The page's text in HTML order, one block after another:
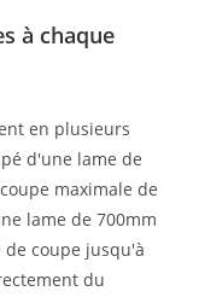
à chaque
en plusieurs
d'une lame de
maximale de
lame de 700mm
coupe jusqu'à
du